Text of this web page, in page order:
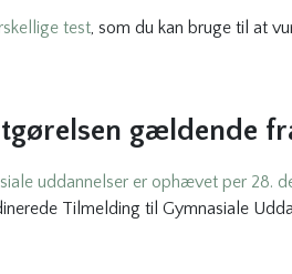
test, som du kan bruge til at
gældende
uddannelser er ophævet per 28.
Tilmelding til Gymnasiale